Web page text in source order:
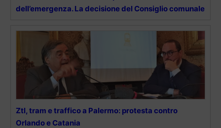
dell’emergenza. La decisione del Consiglio comunale
Ztl, tram e traffico a Palermo: protesta contro
Orlando e Catania